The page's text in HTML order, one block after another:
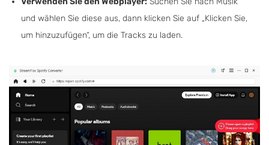
und wählen Sie diese aus, dann klicken Sie auf „Klicken Sie,
um hinzuzufügen“, um die Tracks zu laden.